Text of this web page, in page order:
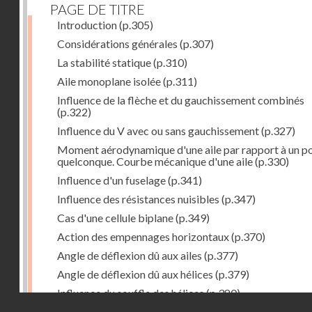
PAGE DE TITRE
Introduction(p.305)
Considérations générales (p.307)
La stabilité statique(p.310)
Aile monoplane isolée(p.311)
Influence de la flèche et du gauchissement combinés
(p.322)
Influence du V avec ou sans gauchissement(p.327)
Moment aérodynamique d'une aile par rapport à un
quelconque. Courbe mécanique d'une aile(p.330)
Influence d'un fuselage(p.341)
Influence des résistances nuisibles (p.347)
Cas d'une cellule biplane(p.349)
Action des empennages horizontaux(p.370)
Angle de déflexion dû aux ailes (p.377)
Angle de déflexion dû aux hélices (p.379)
Influence du souffle des hélices(p.380)